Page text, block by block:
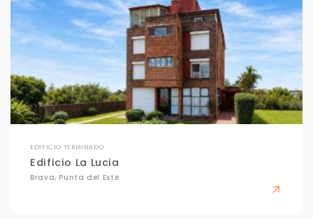
EDIFICIO TERMINADO
Edificio La Lucia
Brava, Punta del Este